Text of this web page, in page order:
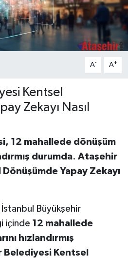
A- A+
Kentsel
Zekayı Nasıl
12 mahallede dönüşüm
durumda. Ataşehir
Yapay Zekayı
Büyükşehir
içinde 12 mahallede
hızlandırmış
Belediyesi Kentsel